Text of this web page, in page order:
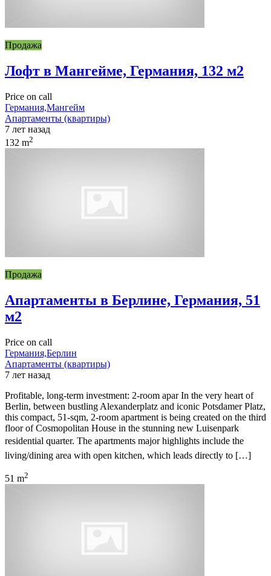
Продажа
Лофт в Мангейме, Германия, 132 м2
Price on call
Германия,Мангейм
Апартаменты (квартиры)
7 лет назад
132 m2
Продажа
Апартаменты в Берлине, Германия, 51
м2
Price on call
Германия,Берлин
Апартаменты (квартиры)
7 лет назад
Profitable, long-term investment: 2-room apar In the very heart of
Berlin, between bustling Alexanderplatz and iconic Potsdamer Platz,
this compact, 51-sqm, 2-room apartment is being created on the third
floor of Cosmopolitan House in the stunning new Luisenpark
residential quarter. The apartments major highlights include the
living/dining area with open kitchen, which leads directly to […]
51 m2